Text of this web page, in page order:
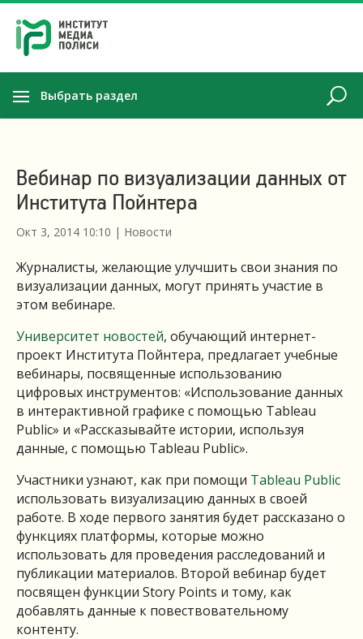
Выбрать раздел
Вебинар по визуализации данных от
Института Пойнтера
Окт 3, 2014 10:10 | Новости
Журналисты, желающие улучшить свои знания по
визуализации данных, могут принять участие в
этом вебинаре.
Университет новостей, обучающий интернет-
проект Института Пойнтера, предлагает учебные
вебинары, посвященные использованию
цифровых инструментов: «Использование данных
в интерактивной графике с помощью Tableau
Public» и «Рассказывайте истории, используя
данные, с помощью Tableau Public».
Участники узнают, как при помощи Tableau Public
использовать визуализацию данных в своей
работе. В ходе первого занятия будет рассказано о
функциях платформы, которые можно
использовать для проведения расследований и
публикации материалов. Второй вебинар будет
посвящен функции Story Points и тому, как
добавлять данные к повествовательному
контенту.